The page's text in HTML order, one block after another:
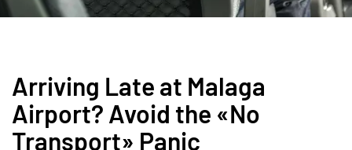
Arriving Late at Malaga
Airport? Avoid the «No
Transport» Panic